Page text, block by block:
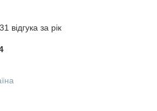
відгука за рік